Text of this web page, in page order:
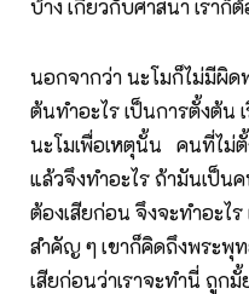
บ้าง เกี่ยวกับศาสนา เราก็
นอกจากว่า นะโมก็ไม่มีผิด
ต้นทำอะไร เป็นการตั้งต้
นะโมเพื่อเหตุนั้น คนที่ไม่ตั้
แล้วจึงทำอะไร ถ้ามันเป็น
ต้องเสียก่อน จึงจะทำอะไ
สำคัญ ๆ เขาก็คิดถึงพระพุ
เสียก่อนว่าเราจะทำนี่ ถูกมั้